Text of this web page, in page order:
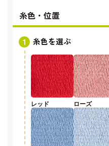
糸色・位置
糸色を選ぶ
レッド ローズ